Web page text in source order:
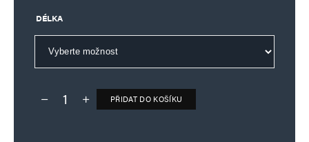
DÉLKA
Deník TO – verze bez reklam množství
PŘIDAT DO KOŠÍKU